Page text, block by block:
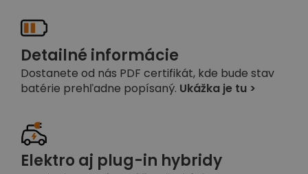
Detailné informácie
Dostanete od nás PDF certifikát, kde bude stav
batérie prehľadne popísaný. Ukážka je tu >
Elektro aj plug-in hybridy